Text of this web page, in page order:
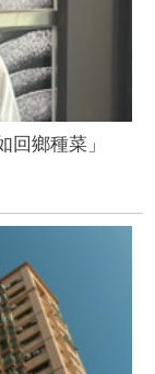
回鄉種菜」